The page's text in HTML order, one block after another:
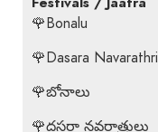
🌹Bonalu
🌹Dasara Navarathri
🌹బోనాలు
🌹దసరా నవరాత్రులు